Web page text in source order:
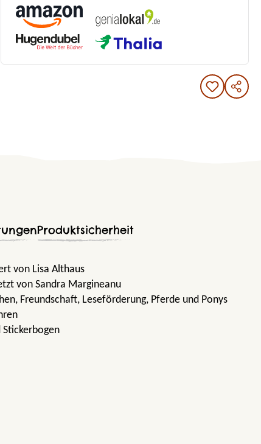
Produktsicherheit
von Lisa Althaus
von Sandra Margineanu
, Freundschaft, Leseförderung, Pferde und Ponys